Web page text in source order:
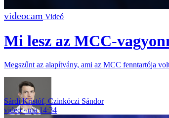
Videó
Mi lesz az MCC-
Megszűnt az alapítvány, ami az MCC fenntartója
Sárdi Kristóf, Czinkóczi Sándor
video
ma 14:34